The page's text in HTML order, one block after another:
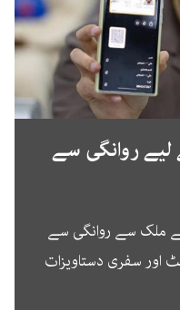
لیے روانگی سے
ملک سے روانگی سے
اور سفری دستاویزات